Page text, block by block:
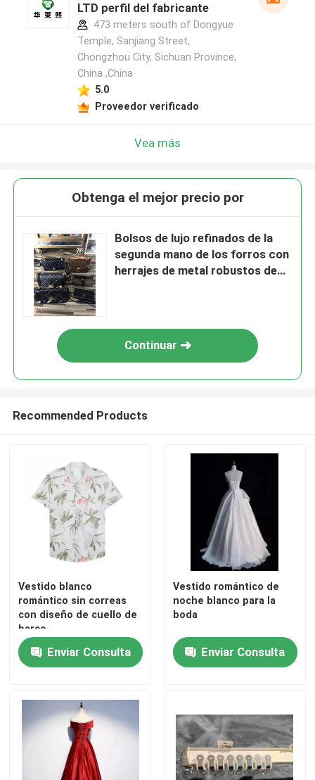
Productos
Vídeos
Sobre nosotros
Viaje de la fábrica
LTD perfil del fabricante
473 meters south of Dongyue
Temple, Sanjiang Street,
Chongzhou City, Sichuan Province,
China ,China
5.0
Proveedor verificado
Vea más
Obtenga el mejor precio por
Bolsos de lujo refinados de la
segunda mano de los forros con
herrajes de metal robustos de
Continuar
Recommended Products
Vestido blanco
romántico sin correas
con diseño de cuello de
barco
Enviar Consulta
Vestido romántico de
noche blanco para la
boda
Enviar Consulta